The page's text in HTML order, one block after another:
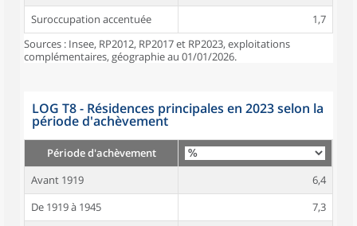
Suroccupation accentuée
1,7
Sources : Insee, RP2012, RP2017 et RP2023, exploitations
complémentaires, géographie au 01/01/2026.
LOG T8 - Résidences principales en 2023 selon la
période d'achèvement
Période d'achèvement
Avant 1919
6,4
De 1919 à 1945
7,3